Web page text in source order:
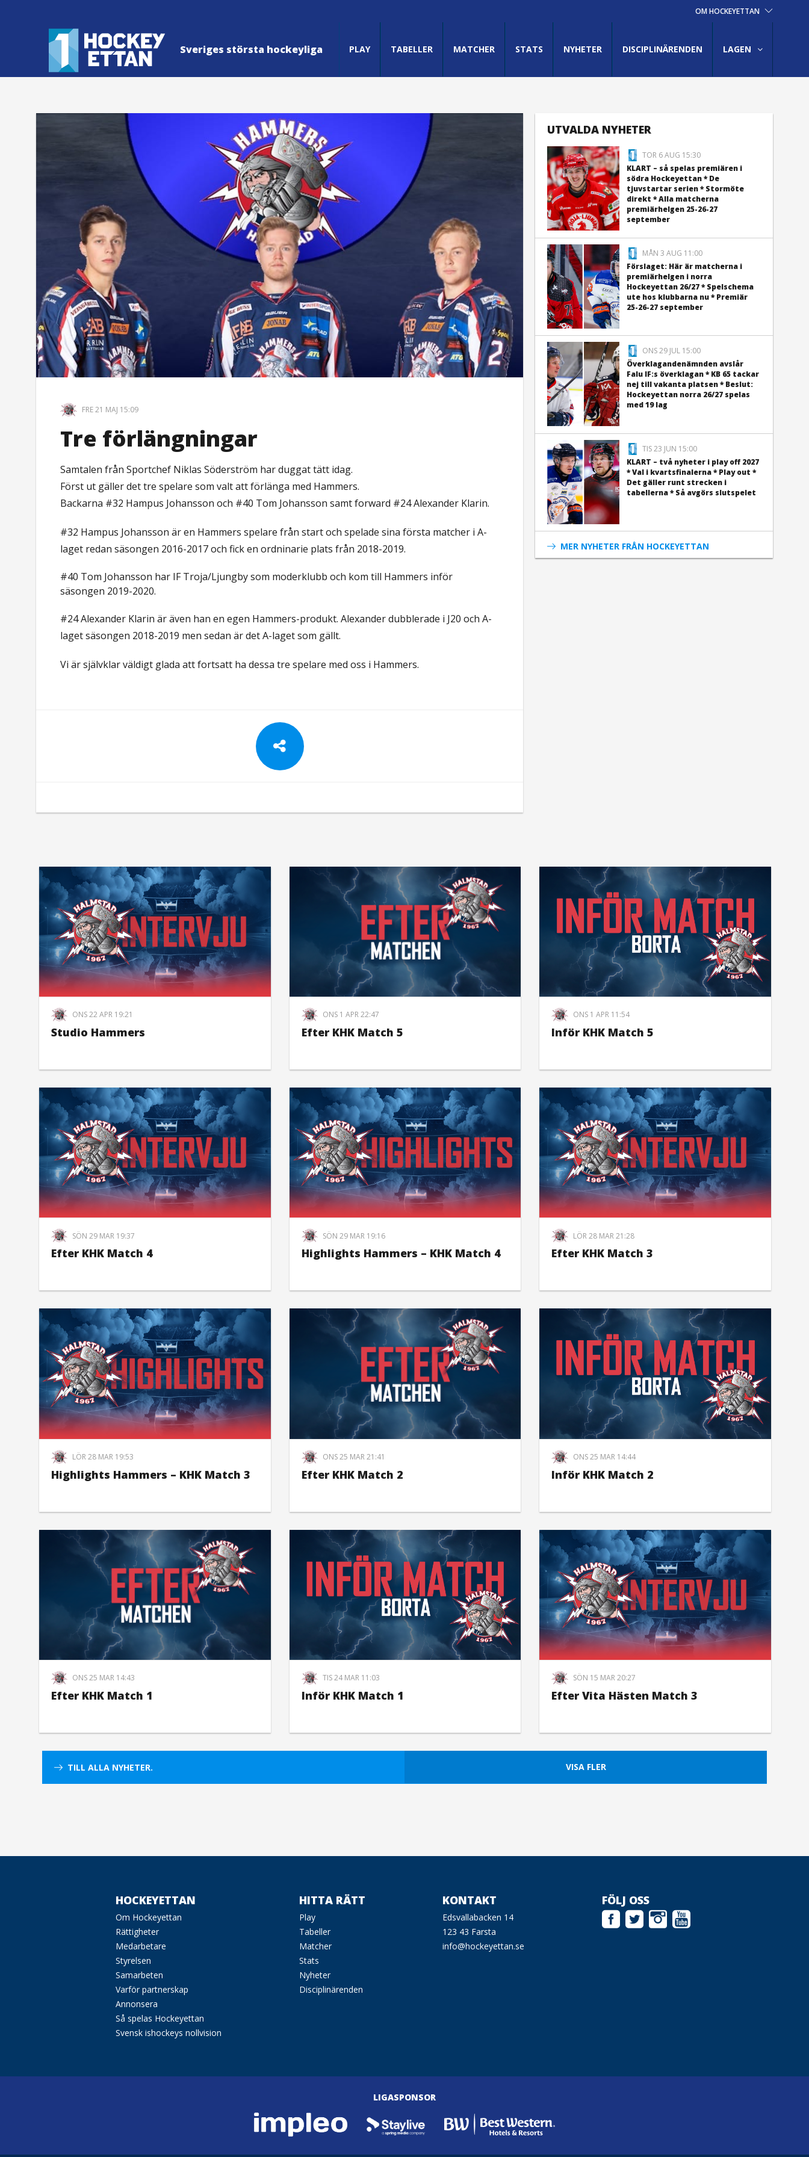
OM HOCKEYETTAN
Sveriges största hockeyliga PLAY TABELLER MATCHER STATS NYHETER DISCIPLINÄRENDEN LAGEN
FRE 21 MAJ 15:09
Tre förlängningar
Samtalen från Sportchef Niklas Söderström har duggat tätt idag.
Först ut gäller det tre spelare som valt att förlänga med Hammers.
Backarna #32 Hampus Johansson och #40 Tom Johansson samt forward #24 Alexander Klarin.
#32 Hampus Johansson är en Hammers spelare från start och spelade sina första matcher i A-
laget redan säsongen 2016-2017 och fick en ordninarie plats från 2018-2019.
#40 Tom Johansson har IF Troja/Ljungby som moderklubb och kom till Hammers inför
säsongen 2019-2020.
#24 Alexander Klarin är även han en egen Hammers-produkt. Alexander dubblerade i J20 och A-
laget säsongen 2018-2019 men sedan är det A-laget som gällt.
Vi är självklar väldigt glada att fortsatt ha dessa tre spelare med oss i Hammers.
UTVALDA NYHETER
TOR 6 AUG 15:30
KLART – så spelas premiären i
södra Hockeyettan * De
tjuvstartar serien * Stormöte
direkt * Alla matcherna
premiärhelgen 25-26-27
september
MÅN 3 AUG 11:00
Förslaget: Här är matcherna i
premiärhelgen i norra
Hockeyettan 26/27 * Spelschema
ute hos klubbarna nu * Premiär
25-26-27 september
ONS 29 JUL 15:00
Överklagandenämnden avslår
Falu IF:s överklagan * KB 65 tackar
nej till vakanta platsen * Beslut:
Hockeyettan norra 26/27 spelas
med 19 lag
TIS 23 JUN 15:00
KLART – två nyheter i play off 2027
* Val i kvartsfinalerna * Play out *
Det gäller runt strecken i
tabellerna * Så avgörs slutspelet
MER NYHETER FRÅN HOCKEYETTAN
ONS 22 APR 19:21
Studio Hammers
ONS 1 APR 22:47
Efter KHK Match 5
ONS 1 APR 11:54
Inför KHK Match 5
SÖN 29 MAR 19:37
Efter KHK Match 4
SÖN 29 MAR 19:16
Highlights Hammers – KHK Match 4
LÖR 28 MAR 21:28
Efter KHK Match 3
LÖR 28 MAR 19:53
Highlights Hammers – KHK Match 3
ONS 25 MAR 21:41
Efter KHK Match 2
ONS 25 MAR 14:44
Inför KHK Match 2
ONS 25 MAR 14:43
Efter KHK Match 1
TIS 24 MAR 11:03
Inför KHK Match 1
SÖN 15 MAR 20:27
Efter Vita Hästen Match 3
VISA FLER
TILL ALLA NYHETER.
HOCKEYETTAN
Om Hockeyettan
Rättigheter
Medarbetare
Styrelsen
Samarbeten
Varför partnerskap
Annonsera
Så spelas Hockeyettan
Svensk ishockeys nollvision
HITTA RÄTT
Play
Tabeller
Matcher
Stats
Nyheter
Disciplinärenden
KONTAKT
Edsvallabacken 14
123 43 Farsta
info@hockeyettan.se
FÖLJ OSS
LIGASPONSOR